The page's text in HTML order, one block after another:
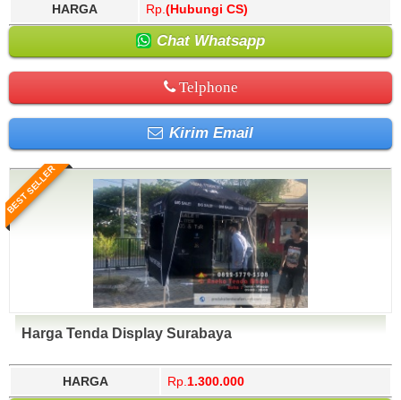
HARGA Rp. (Hubungi CS)
Chat Whatsapp
Telphone
Kirim Email
BEST SELLER
Harga Tenda Display Surabaya
HARGA Rp. 1.300.000